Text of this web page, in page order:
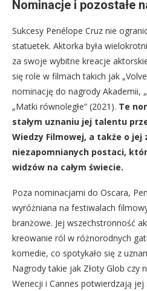
Nominacje i pozostałe
Sukcesy Penélope Cruz nie
statuetek. Aktorka była
za swoje wybitne kreacje
się role w filmach takich jak
nominację do nagrody Akademii,
„Matki równoległe” (2021). Te
stałym uznaniu jej talentu
Wiedzy Filmowej, a także o
niezapomnianych postaci,
widzów na całym świecie.
Poza nominacjami do Oscara,
wyróżniana na festiwalach
branżowe. Jej wszechstronność
kreowanie ról w różnorodnych
komedie, co spotykało się z
Nagrody takie jak Złoty Glob czy
Wenecji i Cannes potwierdzają